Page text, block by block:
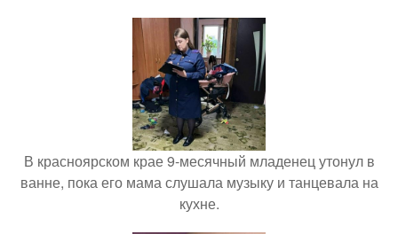
В красноярском крае 9-месячный младенец утонул в
ванне, пока его мама слушала музыку и танцевала на
кухне.